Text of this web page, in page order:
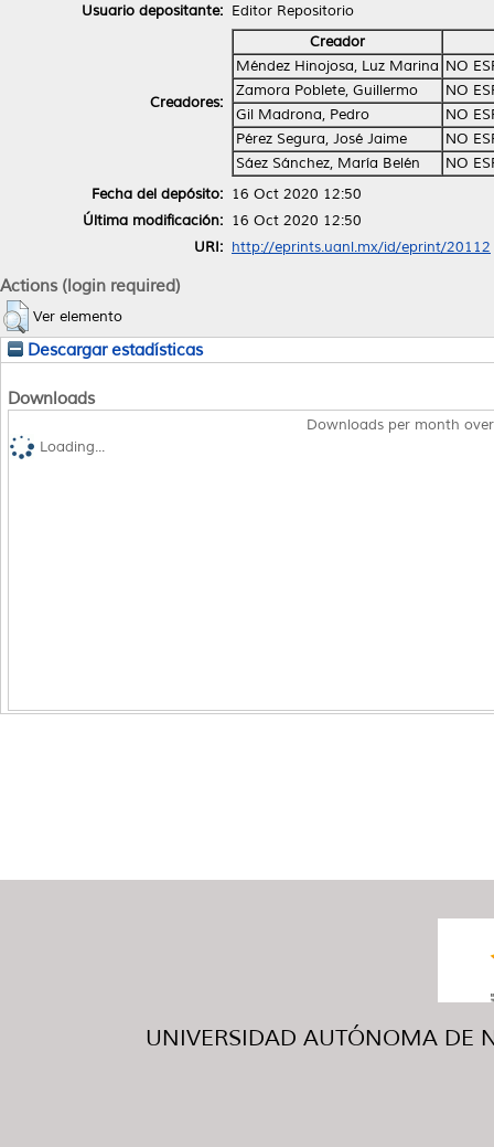
Usuario depositante: Editor Repositorio
Creadores:
Creador
Méndez Hinojosa, Luz Marina NO
Zamora Poblete, Guillermo
NO
Gil Madrona, Pedro
NO
Pérez Segura, José Jaime
NO
Sáez Sánchez, María Belén
NO
Fecha del depósito: 16 Oct 2020 12:50
Última modificación: 16 Oct 2020 12:50
URI: http://eprints.uanl.mx/id/eprint/20112
Actions (login required)
Ver elemento
Descargar estadísticas
Downloads
Downloads per month
Loading...
UNIVERSIDAD AUTÓNOMA DE